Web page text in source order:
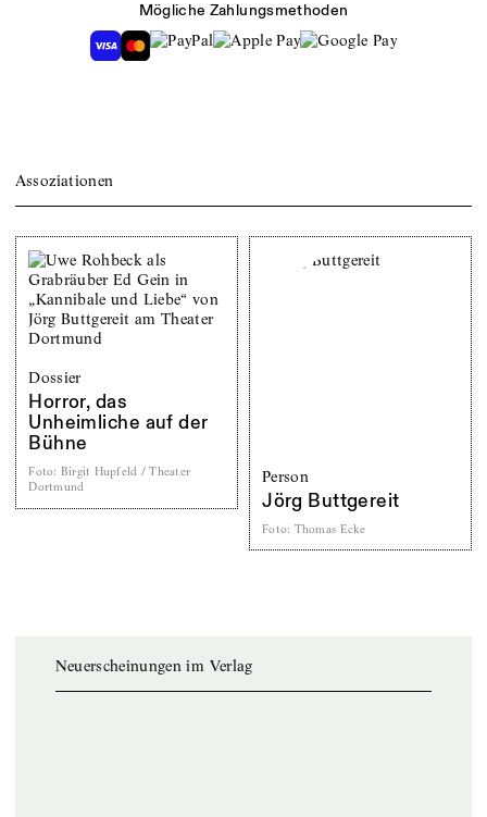
Mögliche Zahlungsmethoden
Assoziationen
Dossier
Horror, das
Unheimliche auf der
Bühne
Foto: Birgit Hupfeld / Theater
Dortmund
Person
Jörg Buttgereit
Foto: Thomas Ecke
Neuerscheinungen im Verlag